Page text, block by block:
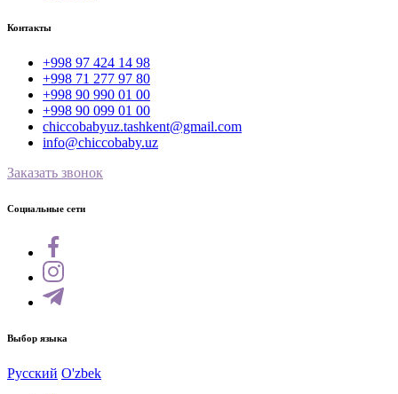
Контакты
+998 97 424 14 98
+998 71 277 97 80
+998 90 990 01 00
+998 90 099 01 00
chiccobabyuz.tashkent@gmail.com
info@chiccobaby.uz
Заказать звонок
Социальные сети
Выбор языка
Русский O'zbek